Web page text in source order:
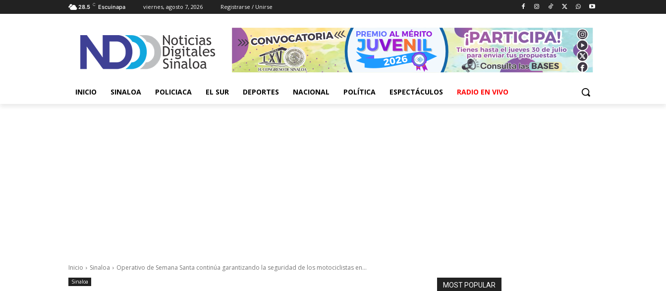
28.5 C Escuinapa viernes, agosto 7, 2026 Registrarse / Unirse
INICIO SINALOA POLICIACA EL SUR DEPORTES NACIONAL POLÍTICA ESPECTÁCULOS RADIO EN VIVO
Inicio Sinaloa Operativo de Semana Santa continúa garantizando la seguridad de los motociclistas en...
Sinaloa MOST POPULAR